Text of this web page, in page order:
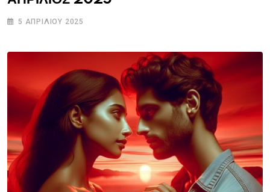
5 ΑΠΡΙΛΊΟΥ 2025